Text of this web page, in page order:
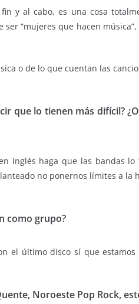
y al cabo, es una cosa
“mujeres que hacen
o de lo que cuentan las
que lo tienen más difícil?
inglés haga que las bandas
no ponernos límites a la
como grupo?
el último disco sí que
Noroeste Pop Rock,